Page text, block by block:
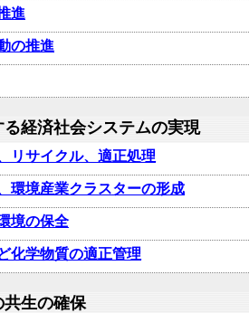
進
の推進
る経済社会システムの実現
リサイクル、適正処理
環境産業クラスターの形成
境の保全
化学物質の適正管理
共生の確保